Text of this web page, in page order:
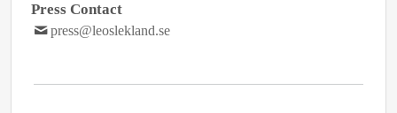
Press Contact
press@leoslekland.se